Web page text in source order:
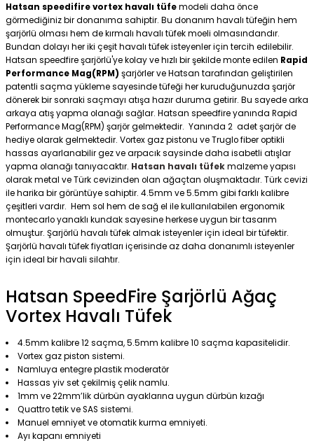
KARGO BEDAVA
5.0 Puan - 5 Yorumlar
Hatsan 500 Adet Flash Havalı Tüfek Saçması 5.5 mm
%28
540,00 TL
750,00 TL
Havale ile: 513,00 TL
SEPETE EKLE
KAÇIRILMAYACAK FIRSAT
PEŞIN FIYATINA 9 TAKSIT
5.0 Puan - 2 Yorumlar
Full Set Hatsan BT65 SB PCP Havalı Tüfek
%25
29.999,00 TL
40.000,00 TL
SEPETE EKLE
Hatsan speedifire vortex havalı tüfemodeli daha önce
görmediğiniz bir donanıma sahiptir. Bu donanım havalı tüfeğin hem
şarjörlü olması hem de kırmalı havalı tüfek moeli olmasındandır.
Bundan dolayı her iki çeşit havalı tüfek isteyenler için tercih edilebilir.
Hatsan speedfire şarjörlü'ye kolay ve hızlı bir şekilde monte edilen Rapid
Performance Mag(RPM) şarjörler ve Hatsan tarafından geliştirilen
patentli saçma yükleme sayesinde tüfeği her kuruduğunuzda şarjör
dönerek bir sonraki saçmayı atışa hazır duruma getirir. Bu sayede arka
arkaya atış yapma olanağı sağlar. Hatsan speedfire yanında Rapid
Performance Mag(RPM) şarjör gelmektedir. Yanında 2 adet şarjör de
hediye olarak gelmektedir. Vortex gaz pistonu ve Truglo fiber optikli
hassas ayarlanabilir gez ve arpacık saysinde daha isabetli atışlar
yapma olanağı tanıyacaktır. Hatsan havalı tüfekmalzeme yapısı
olarak metal ve Türk cevizinden olan ağaçtan oluşmaktadır. Türk cevizi
ile harika bir görüntüye sahiptir. 4.5mm ve 5.5mm gibi farklı kalibre
çeşitleri vardır. Hem sol hem de sağ el ile kullanılabilen ergonomik
montecarlo yanaklı kundak sayesine herkese uygun bir tasarım
olmuştur. Şarjörlü havalı tüfek almak isteyenler için ideal bir tüfektir.
Şarjörlü havalı tüfek fiyatları içerisinde az daha donanımlı isteyenler
için ideal bir havali silahtır.
Hatsan SpeedFire Şarjörlü Ağaç
Vortex Havalı Tüfek
4.5mm kalibre 12 saçma, 5.5mm kalibre 10 saçma kapasitelidir.
Vortex gaz piston sistemi.
Namluya entegre plastik moderatör
Hassas yiv set çekilmiş çelik namlu.
1mm ve 22mm’lik dürbün ayaklarına uygun dürbün kızağı
Quattro tetik ve SAS sistemi.
Manuel emniyet ve otomatik kurma emniyeti.
Ayı kapanı emniyeti